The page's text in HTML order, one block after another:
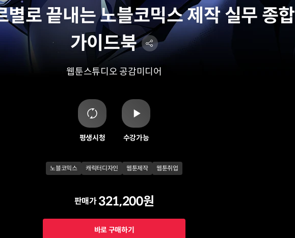
별로 끝내는 노블코믹스 제작 실무 종합
가이드북
웹툰스튜디오 공감미디어
평생시청 수강가능
노블코믹스 캐릭터디자인 웹툰제작 웹툰취업
판매가321,200원
바로 구매하기